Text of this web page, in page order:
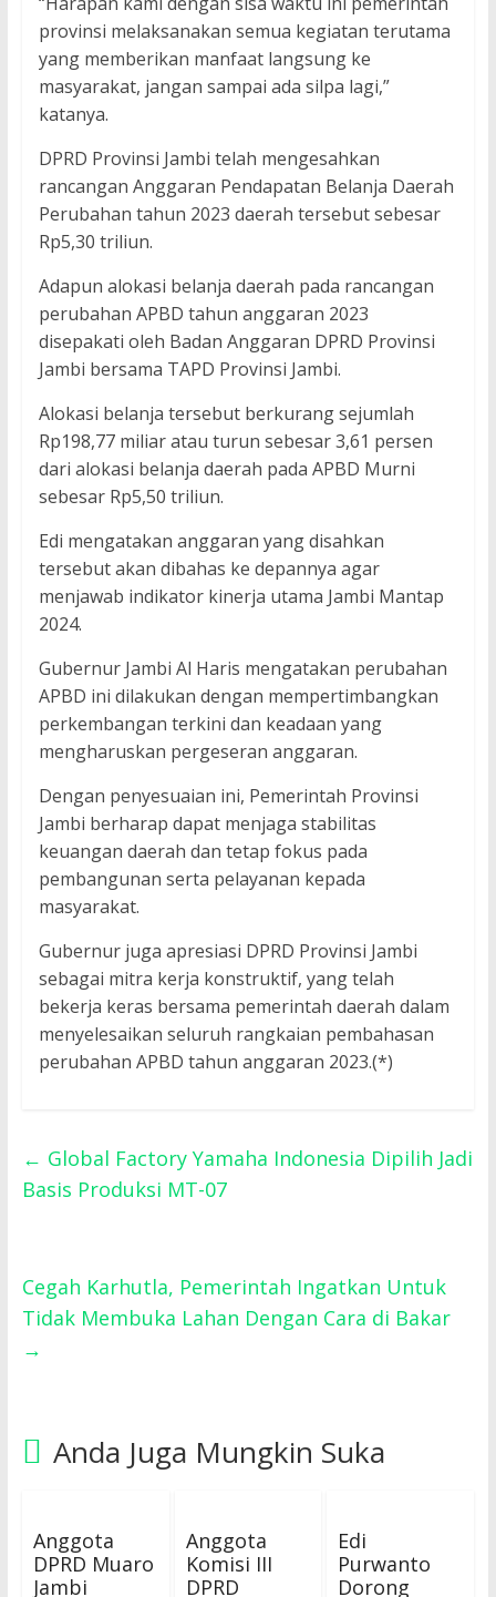
provinsi melaksanakan semua kegiatan terutama
yang memberikan manfaat langsung ke
masyarakat, jangan sampai ada silpa lagi,”
katanya.
DPRD Provinsi Jambi telah mengesahkan
rancangan Anggaran Pendapatan Belanja Daerah
Perubahan tahun 2023 daerah tersebut sebesar
Rp5,30 triliun.
Adapun alokasi belanja daerah pada rancangan
perubahan APBD tahun anggaran 2023
disepakati oleh Badan Anggaran DPRD Provinsi
Jambi bersama TAPD Provinsi Jambi.
Alokasi belanja tersebut berkurang sejumlah
Rp198,77 miliar atau turun sebesar 3,61 persen
dari alokasi belanja daerah pada APBD Murni
sebesar Rp5,50 triliun.
Edi mengatakan anggaran yang disahkan
tersebut akan dibahas ke depannya agar
menjawab indikator kinerja utama Jambi Mantap
2024.
Gubernur Jambi Al Haris mengatakan perubahan
APBD ini dilakukan dengan mempertimbangkan
perkembangan terkini dan keadaan yang
mengharuskan pergeseran anggaran.
Dengan penyesuaian ini, Pemerintah Provinsi
Jambi berharap dapat menjaga stabilitas
keuangan daerah dan tetap fokus pada
pembangunan serta pelayanan kepada
masyarakat.
Gubernur juga apresiasi DPRD Provinsi Jambi
sebagai mitra kerja konstruktif, yang telah
bekerja keras bersama pemerintah daerah dalam
menyelesaikan seluruh rangkaian pembahasan
perubahan APBD tahun anggaran 2023.(*)
← Global Factory Yamaha Indonesia Dipilih Jadi
Basis Produksi MT-07
Cegah Karhutla, Pemerintah Ingatkan Untuk
Tidak Membuka Lahan Dengan Cara di Bakar
→
Anda Juga Mungkin Suka
Anggota
DPRD Muaro
Jambi
Anggota
Komisi III
DPRD
Edi
Purwanto
Dorong